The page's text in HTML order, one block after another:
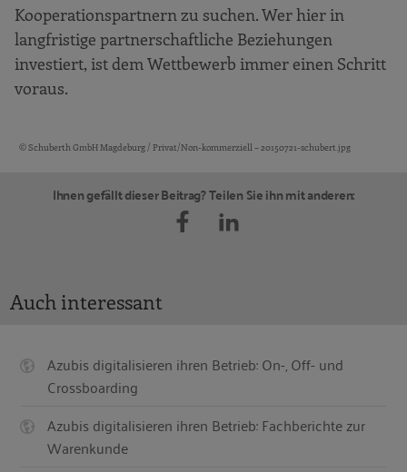
Kooperationspartnern zu suchen. Wer hier in
langfristige partnerschaftliche Beziehungen
investiert, ist dem Wettbewerb immer einen Schritt
voraus.
Bildquellen und Copyright-Hinweise
© Schuberth GmbH Magdeburg / Privat/Non-kommerziell – 20150721-schubert.jpg
Ihnen gefällt dieser Beitrag? Teilen Sie ihn mit anderen:
Auch interessant
Azubis digitalisieren ihren Betrieb: On-, Off- und
Crossboarding
Azubis digitalisieren ihren Betrieb: Fachberichte zur
Warenkunde